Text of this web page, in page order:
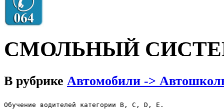
СМОЛЬНЫЙ
В рубрике Автомобили ->
Обучение водителей категории В, С, D, E.